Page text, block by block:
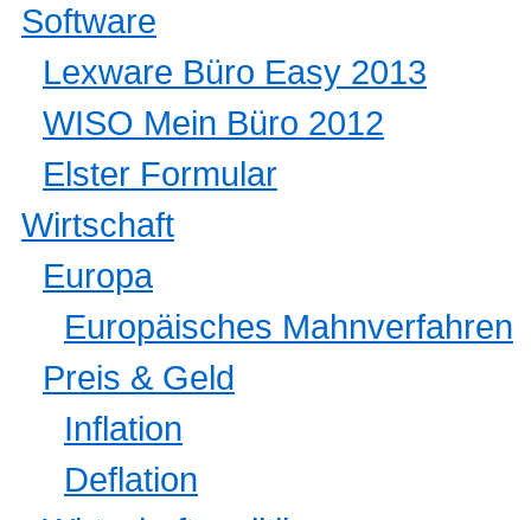
Software
Lexware Büro Easy 2013
WISO Mein Büro 2012
Elster Formular
Wirtschaft
Europa
Europäisches Mahnverfahren
Preis & Geld
Inflation
Deflation